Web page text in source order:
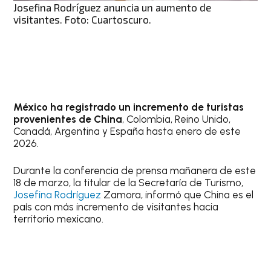
Josefina Rodríguez anuncia un aumento de
visitantes. Foto: Cuartoscuro.
México ha registrado un incremento de turistas
provenientes de China, Colombia, Reino Unido,
Canadá, Argentina y España hasta enero de este
2026.
Durante la conferencia de prensa mañanera de este
18 de marzo, la titular de la Secretaría de Turismo,
Josefina Rodríguez Zamora, informó que China es el
país con más incremento de visitantes hacia
territorio mexicano.